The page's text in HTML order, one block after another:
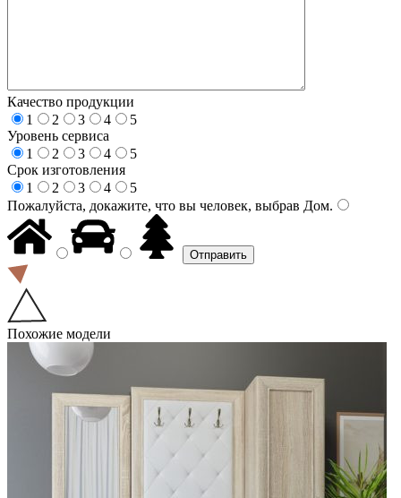
Качество продукции
1
2 3 4
5
Уровень сервиса
1
2 3 4
5
Срок изготовления
1
2 3 4
5
Пожалуйста, докажите, что вы человек, выбрав Дом.
Похожие модели